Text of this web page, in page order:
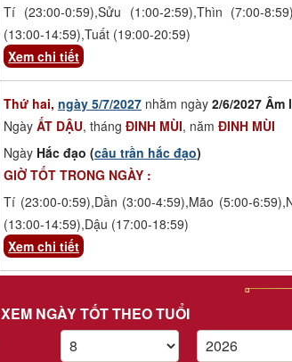
Tí (23:00-0:59),Sửu (1:00-2:59),Thìn (7:00-
(13:00-14:59),Tuất (19:00-20:59)
Xem chi tiết
Thứ hai, ngày 5/7/2027 nhằm ngày 2/6/2027 Âm
Ngày ẤT DẬU, tháng ĐINH MÙI, năm ĐINH MÙI
Ngày Hắc đạo (câu trần hắc đạo)
GIỜ TỐT TRONG NGÀY :
Tí (23:00-0:59),Dần (3:00-4:59),Mão (5:00-
(13:00-14:59),Dậu (17:00-18:59)
Xem chi tiết
XEM NGÀY TỐT THEO TUỔI